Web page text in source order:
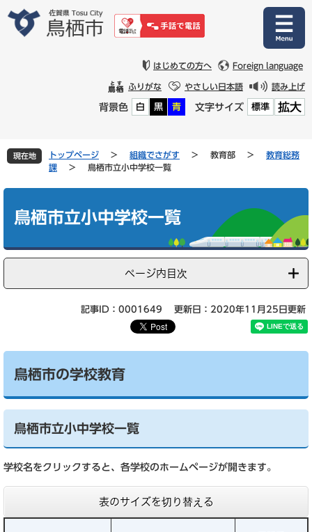
文
はじめての方へ Foreign language
ふりがな やさしい日本語 読み上げ
背景色 白 黒 青 文字サイズ 標準 拡大
現在地 トップページ > 組織でさがす > 教育部 >
教育総務
課
> 鳥栖市立小中学校一覧
鳥栖市立小中学校一覧
ページ内目次
記事ID：0001649 更新日：2020年11月25日更新
鳥栖市の学校教育
鳥栖市立小中学校一覧
学校名をクリックすると、各学校のホームページが開きます。
表のサイズを切り替える